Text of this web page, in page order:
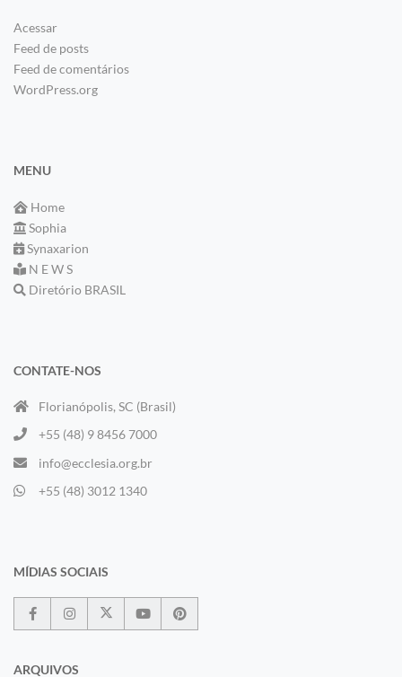
Acessar
Feed de posts
Feed de comentários
WordPress.org
MENU
Home
Sophia
Synaxarion
N E W S
Diretório BRASIL
CONTATE-NOS
Florianópolis, SC (Brasil)
+55 (48) 9 8456 7000
info@ecclesia.org.br
+55 (48) 3012 1340
MÍDIAS SOCIAIS
ARQUIVOS